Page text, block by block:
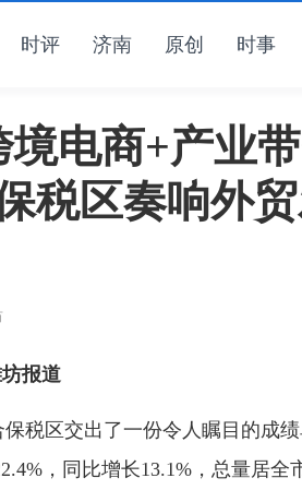
时评 济南 原创 时事
境电商+产业
税区奏响外
报道
区交出了一份令人瞩目的成绩
，同比增长13.1%，总量居全